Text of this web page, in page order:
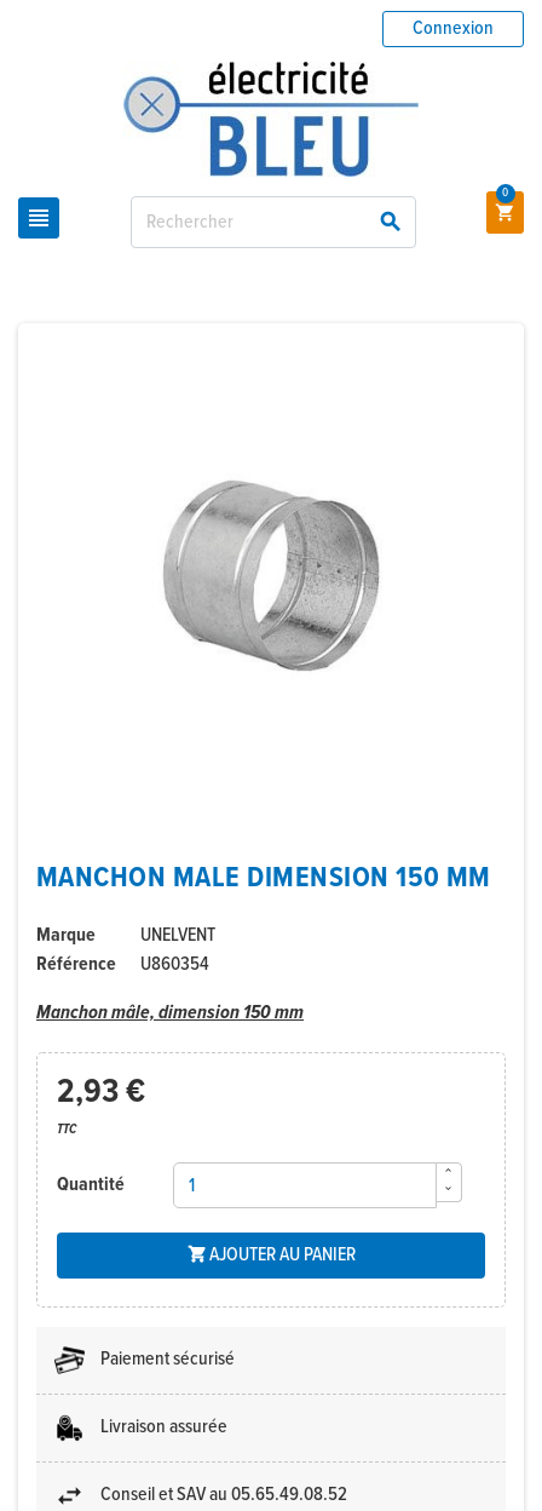
 
Connexion

0
MANCHON MALE DIMENSION 150 MM
Marque
UNELVENT
Référence
U860354
Manchon mâle, dimension 150 mm
2,93 €
TTC
Quantité
AJOUTER AU PANIER
Paiement sécurisé
Livraison assurée
Conseil et SAV au 05.65.49.08.52